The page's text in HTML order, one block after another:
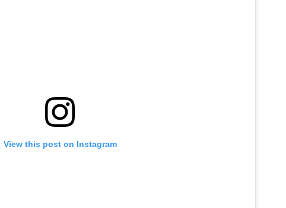
View this post on Instagram